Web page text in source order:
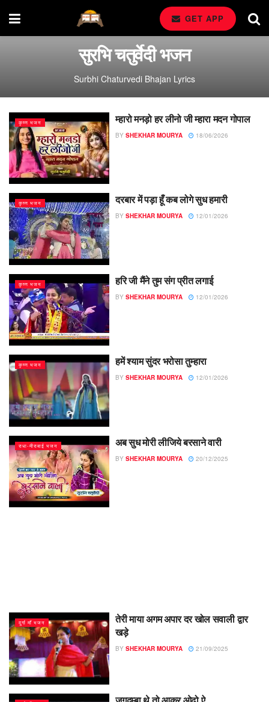
GET APP
सुरभि चतुर्वेदी भजन
Surbhi Chaturvedi Bhajan Lyrics
कृष्ण भजन म्हारो मनड़ो हर लीनो जी म्हारा मदन गोपाल
BY SHEKHAR MOURYA 18/06/2026
कृष्ण भजन दरबार में पड़ा हूँ कब लोगे सुध हमारी
BY SHEKHAR MOURYA 12/01/2026
कृष्ण भजन हरि जी मैंने तुम संग प्रीत लगाई
BY SHEKHAR MOURYA 12/01/2026
कृष्ण भजन हमें श्याम सुंदर भरोसा तुम्हारा
BY SHEKHAR MOURYA 12/01/2026
राधा-मीराबाई भजन अब सुध मोरी लीजिये बरसाने वारी
BY SHEKHAR MOURYA 20/12/2025
दुर्गा माँ भजन
तेरी माया अगम अपार दर खोल सवाली द्वार
खड़े
BY SHEKHAR MOURYA 21/09/2025